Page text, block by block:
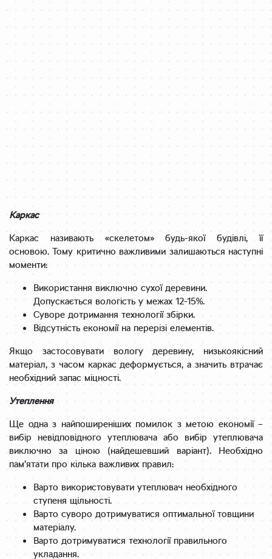
Каркас
Каркас називають «скелетом» будь-якої будівлі, її
основою. Тому критично важливими залишаються наступні
моменти:
Використання виключно сухої деревини.
Допускається вологість у межах 12-15%.
Суворе дотримання технології збірки.
Відсутність економії на перерізі елементів.
Якщо застосовувати вологу деревину, низькоякісний
матеріал, з часом каркас деформується, а значить втрачає
необхідний запас міцності.
Утеплення
Ще одна з найпоширеніших помилок з метою економії –
вибір невідповідного утеплювача або вибір утеплювача
виключно за ціною (найдешевший варіант). Необхідно
пам’ятати про кілька важливих правил:
Варто використовувати утеплювач необхідного
ступеня щільності.
Варто суворо дотримуватися оптимальної товщини
матеріалу.
Варто дотримуватися технології правильного
укладання.